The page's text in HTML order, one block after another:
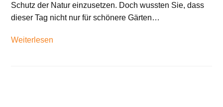
Schutz der Natur einzusetzen. Doch wussten Sie, dass
dieser Tag nicht nur für schönere Gärten…
Weiterlesen